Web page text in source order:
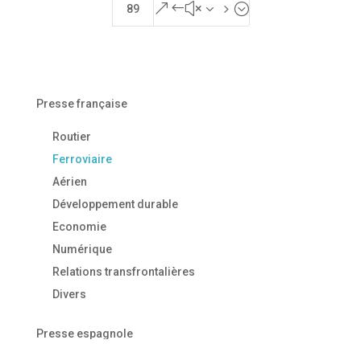
89 &#x35;
Presse française
Routier
Ferroviaire
Aérien
Développement durable
Economie
Numérique
Relations transfrontalières
Divers
Presse espagnole